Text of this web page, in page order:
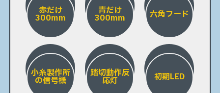
赤だけ
300mm
青だけ
300mm 六角フード
小糸製作所
の信号機
踏切動作反
応灯 初期LED